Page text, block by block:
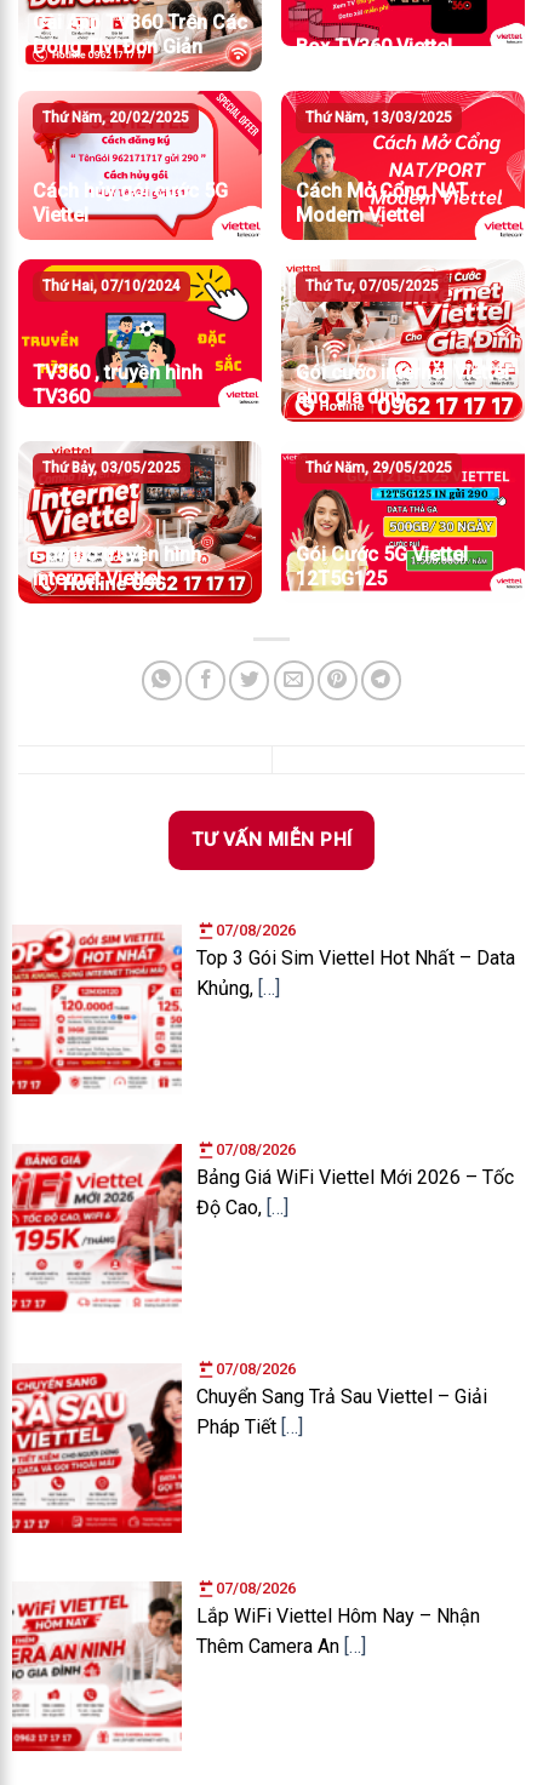
07/08/2026
Top 3 Gói Sim Viettel Hot Nhất – Data
Khủng, […]
07/08/2026
Bảng Giá WiFi Viettel Mới 2026 – Tốc
Độ Cao, […]
07/08/2026
Chuyển Sang Trả Sau Viettel – Giải
Pháp Tiết […]
07/08/2026
Lắp WiFi Viettel Hôm Nay – Nhận
Thêm Camera An […]
Cài App TV360 Trên Các
Dòng Tivi Đơn Giản
Box TV360 Viettel
Thứ Năm, 20/02/2025
Cách hủy gói cước 5G
Viettel
Thứ Năm, 13/03/2025
Cách Mở Cổng NAT
Modem Viettel
Thứ Hai, 07/10/2024
TV360 , truyền hình
TV360
Thứ Tư, 07/05/2025
Gói cước internet Viettel
cho gia đình
Thứ Bảy, 03/05/2025
Combo truyền hình
internet Viettel
Thứ Năm, 29/05/2025
Gói Cước 5G Viettel
12T5G125
TƯ VẤN MIỄN PHÍ